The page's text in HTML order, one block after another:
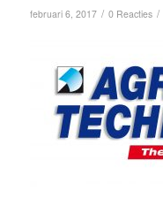
februari 6, 2017 / 0 Reacties /